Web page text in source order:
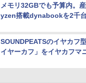
メモリ32GBでも予算内。
yzen搭載dynabookを2千
SOUNDPEATSのイヤカフ
イヤーカフ」をイヤカフマ